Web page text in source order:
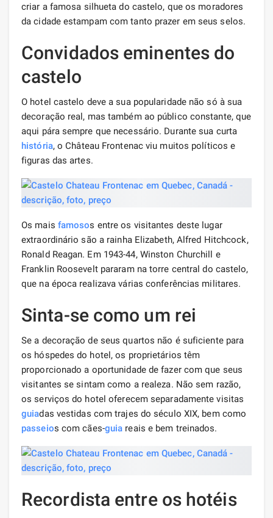
criar a famosa silhueta do castelo, que os moradores
da cidade estampam com tanto prazer em seus selos.
Convidados eminentes do
castelo
O hotel castelo deve a sua popularidade não só à sua
decoração real, mas também ao público constante, que
aqui pára sempre que necessário. Durante sua curta
história, o Château Frontenac viu muitos políticos e
figuras das artes.
Os mais famosos entre os visitantes deste lugar
extraordinário são a rainha Elizabeth, Alfred Hitchcock,
Ronald Reagan. Em 1943-44, Winston Churchill e
Franklin Roosevelt pararam na torre central do castelo,
que na época realizava várias conferências militares.
Sinta-se como um rei
Se a decoração de seus quartos não é suficiente para
os hóspedes do hotel, os proprietários têm
proporcionado a oportunidade de fazer com que seus
visitantes se sintam como a realeza. Não sem razão,
os serviços do hotel oferecem separadamente visitas
guiadas vestidas com trajes do século XIX, bem como
passeios com cães-guia reais e bem treinados.
Recordista entre os hotéis